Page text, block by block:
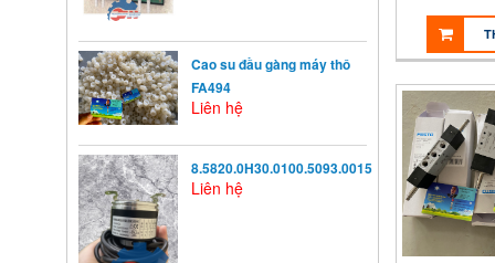
Cao su đầu gàng máy thô
FA494
Liên hệ
8.5820.0H30.0100.5093.0015
Liên hệ